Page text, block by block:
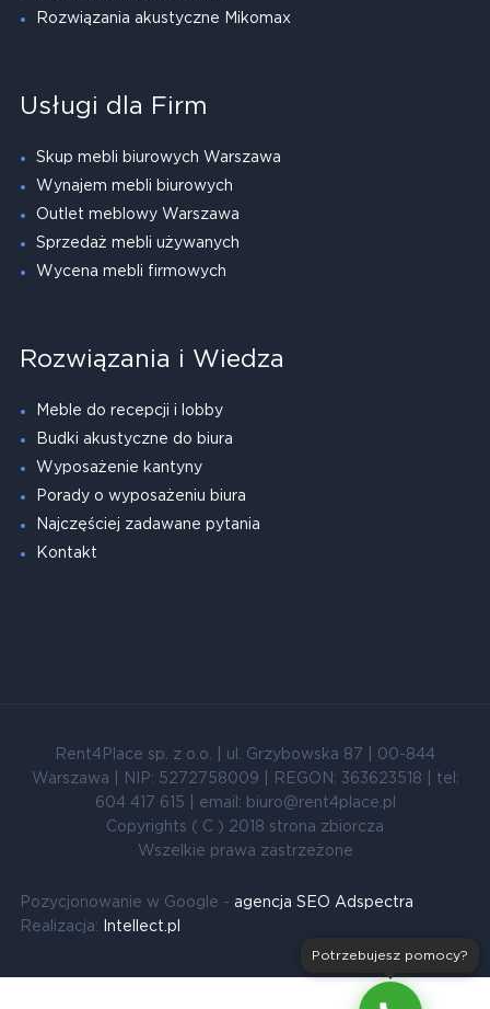
Rozwiązania akustyczne Mikomax
Usługi dla Firm
Skup mebli biurowych Warszawa
Wynajem mebli biurowych
Outlet meblowy Warszawa
Sprzedaż mebli używanych
Wycena mebli firmowych
Rozwiązania i Wiedza
Meble do recepcji i lobby
Budki akustyczne do biura
Wyposażenie kantyny
Porady o wyposażeniu biura
Najczęściej zadawane pytania
Kontakt
Rent4Place sp. z o.o. | ul. Grzybowska 87 | 00-844
Warszawa | NIP: 5272758009 | REGON: 363623518 | tel:
604 417 615 | email: biuro@rent4place.pl
Copyrights ( C ) 2018 strona zbiorcza
Wszelkie prawa zastrzeżone
Pozycjonowanie w Google - agencja SEO Adspectra
Realizacja:
Intellect.pl
Potrzebujesz pomocy?